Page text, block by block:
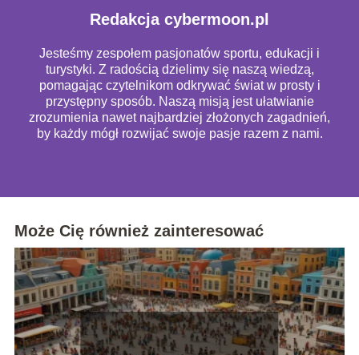
Redakcja cybermoon.pl
Jesteśmy zespołem pasjonatów sportu, edukacji i
turystyki. Z radością dzielimy się naszą wiedzą,
pomagając czytelnikom odkrywać świat w prosty i
przystępny sposób. Naszą misją jest ułatwianie
zrozumienia nawet najbardziej złożonych zagadnień,
by każdy mógł rozwijać swoje pasje razem z nami.
Może Cię również zainteresować